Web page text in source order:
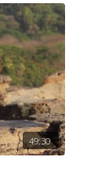
49:30